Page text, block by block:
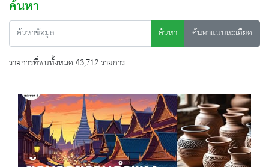
ค้นหา
ค้นหา
ค้นหาแบบละเอียด
รายการที่พบทั้งหมด 43,712 รายการ